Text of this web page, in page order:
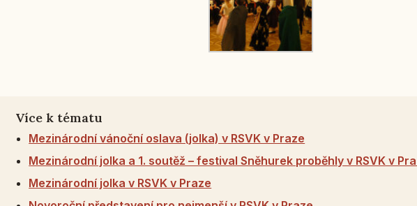
Více k tématu
Mezinárodní vánoční oslava (jolka) v RSVK v Praze
Mezinárodní jolka a 1. soutěž – festival Sněhurek proběhly v RSVK v
Mezinárodní jolka v RSVK v Praze